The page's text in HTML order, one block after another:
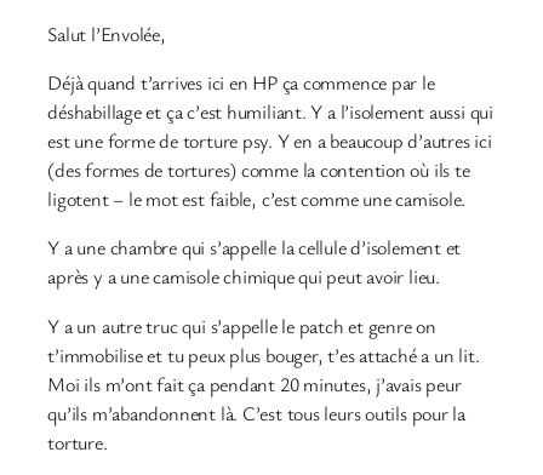
Salut l’Envolée,
Déjà quand t’arrives ici en HP ça commence par le
déshabillage et ça c’est humiliant. Y a l’isolement aussi qui
est une forme de torture psy. Y en a beaucoup d’autres ici
(des formes de tortures) comme la contention où ils te
ligotent – le mot est faible, c’est comme une camisole.
Y a une chambre qui s’appelle la cellule d’isolement et
après y a une camisole chimique qui peut avoir lieu.
Y a un autre truc qui s’appelle le patch et genre on
t’immobilise et tu peux plus bouger, t’es attaché a un lit.
Moi ils m’ont fait ça pendant 20 minutes, j’avais peur
qu’ils m’abandonnent là. C’est tous leurs outils pour la
torture.